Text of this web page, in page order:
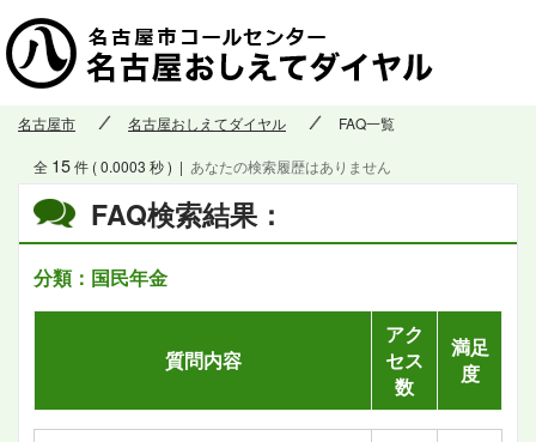
名古屋市 名古屋おしえてダイヤル FAQ一覧
FAQ検索結果：
分類：国民年金
全 15件 ( 0.0003 秒 ) | あなたの検索履歴はありません
質問内容
アク
セス
数
満足
度